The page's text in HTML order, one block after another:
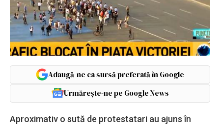
Adaugă-ne ca sursă preferată în Google
Urmărește-ne pe Google News
Aproximativ o sută de protestatari au ajuns în